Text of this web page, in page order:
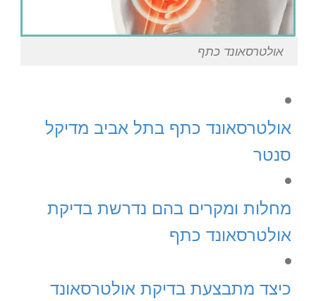
אולטרסאונד כתף
אולטרסאונד כתף בתל אביב מדיקל
סנטר
מחלות ומקרים בהם נדרשת בדיקת
אולטרסאונד כתף
כיצד מתבצעת בדיקת אולטרסאונד